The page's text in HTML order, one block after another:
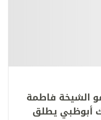
الشيخة فاطمة
أبوظبي يطلق